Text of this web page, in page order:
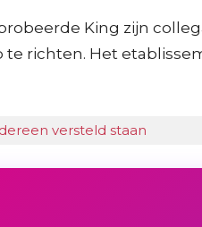
King zijn
richten. Het
versteld staan